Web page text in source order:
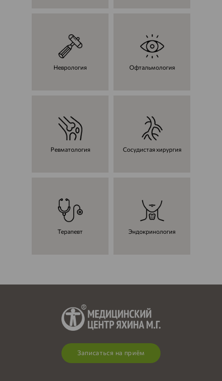
Неврология Офтальмология
Ревматология Сосудистая хирургия
Терапевт Эндокринология
Записаться на приём